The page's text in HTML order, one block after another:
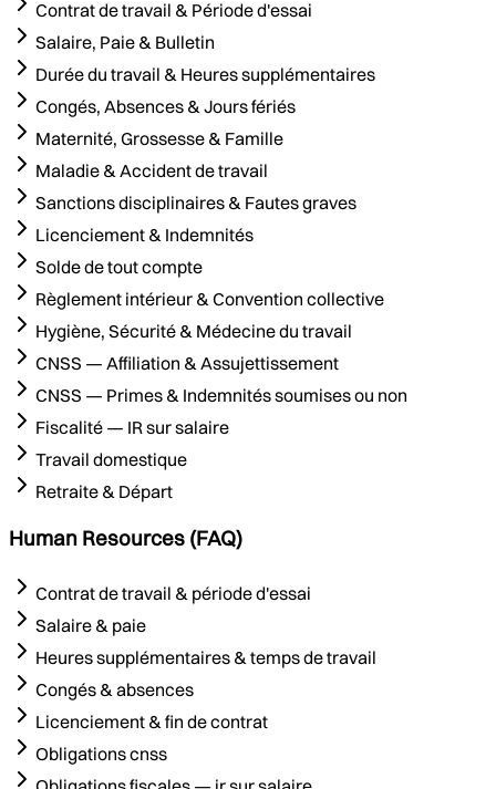
Contrat de travail & Période d'essai
Salaire, Paie & Bulletin
Durée du travail & Heures supplémentaires
Congés, Absences & Jours fériés
Maternité, Grossesse & Famille
Maladie & Accident de travail
Sanctions disciplinaires & Fautes graves
Licenciement & Indemnités
Solde de tout compte
Règlement intérieur & Convention collective
Hygiène, Sécurité & Médecine du travail
CNSS — Affiliation & Assujettissement
CNSS — Primes & Indemnités soumises ou non
Fiscalité — IR sur salaire
Travail domestique
Retraite & Départ
Human Resources (FAQ)
Contrat de travail & période d'essai
Salaire & paie
Heures supplémentaires & temps de travail
Congés & absences
Licenciement & fin de contrat
Obligations cnss